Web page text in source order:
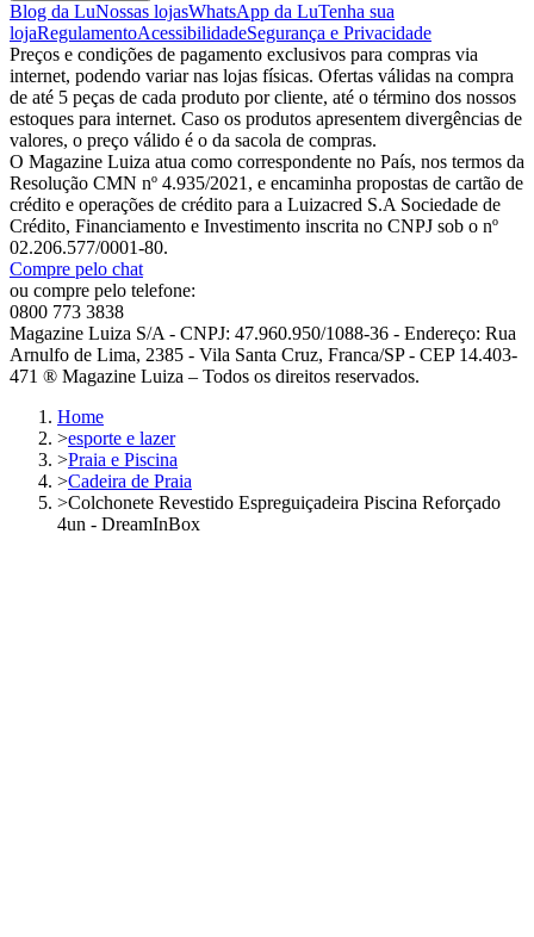
Blog da LuNossas lojasWhatsApp da LuTenha sua
lojaRegulamentoAcessibilidadeSegurança e Privacidade
Preços e condições de pagamento exclusivos para compras via
internet, podendo variar nas lojas físicas. Ofertas válidas na compra
de até 5 peças de cada produto por cliente, até o término dos nossos
estoques para internet. Caso os produtos apresentem divergências de
valores, o preço válido é o da sacola de compras.
O Magazine Luiza atua como correspondente no País, nos termos da
Resolução CMN nº 4.935/2021, e encaminha propostas de cartão de
crédito e operações de crédito para a Luizacred S.A Sociedade de
Crédito, Financiamento e Investimento inscrita no CNPJ sob o nº
02.206.577/0001-80.
Compre pelo chat
ou compre pelo telefone:
0800 773 3838
Magazine Luiza S/A - CNPJ: 47.960.950/1088-36 - Endereço: Rua
Arnulfo de Lima, 2385 - Vila Santa Cruz, Franca/SP - CEP 14.403-
471 ® Magazine Luiza – Todos os direitos reservados.
Home
>esporte e lazer
>Praia e Piscina
>Cadeira de Praia
>Colchonete Revestido Espreguiçadeira Piscina Reforçado
4un - DreamInBox